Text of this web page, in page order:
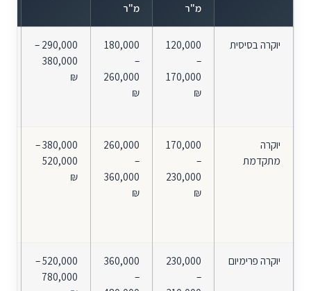
מ"ר
מ"ר
יוקרה בסיסית
120,000
–
170,000
₪
180,000
–
260,000
₪
290,000 –
380,000
₪
יוקרה
מתקדמת
170,000
–
230,000
₪
260,000
–
360,000
₪
380,000 –
520,000
₪
יוקרה פרימיום
230,000
–
360,000
–
520,000 –
780,000